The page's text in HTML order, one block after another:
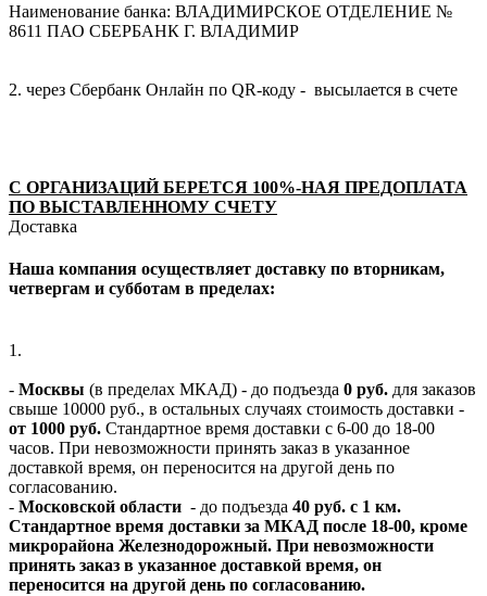
Наименование банка: ВЛАДИМИРСКОЕ ОТДЕЛЕНИЕ №
8611 ПАО СБЕРБАНК Г. ВЛАДИМИР
2. через Сбербанк Онлайн по QR-коду - высылается в счете
С ОРГАНИЗАЦИЙ БЕРЕТСЯ 100%-НАЯ ПРЕДОПЛАТА
ПО ВЫСТАВЛЕННОМУ СЧЕТУ
Доставка
Наша компания осуществляет доставку по вторникам,
четвергам и субботам в пределах:
1.
- Москвы (в пределах МКАД) - до подъезда 0 руб. для заказов
свыше 10000 руб., в остальных случаях стоимость доставки -
от 1000 руб. Стандартное время доставки с 6-00 до 18-00
часов. При невозможности принять заказ в указанное
доставкой время, он переносится на другой день по
согласованию.
- Московской области - до подъезда 40 руб. с 1 км.
Стандартное время доставки за МКАД после 18-00, кроме
микрорайона Железнодорожный. При невозможности
принять заказ в указанное доставкой время, он
переносится на другой день по согласованию.